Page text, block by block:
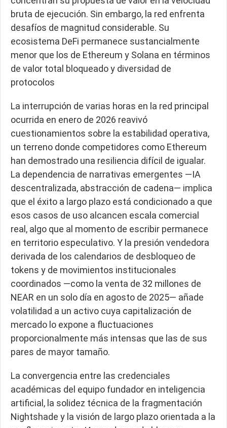
bruta de ejecución. Sin embargo, la red enfrenta
desafíos de magnitud considerable. Su
ecosistema DeFi permanece sustancialmente
menor que los de Ethereum y Solana en términos
de valor total bloqueado y diversidad de
protocolos
La interrupción de varias horas en la red principal
ocurrida en enero de 2026 reavivó
cuestionamientos sobre la estabilidad operativa,
un terreno donde competidores como Ethereum
han demostrado una resiliencia difícil de igualar.
La dependencia de narrativas emergentes —IA
descentralizada, abstracción de cadena— implica
que el éxito a largo plazo está condicionado a que
esos casos de uso alcancen escala comercial
real, algo que al momento de escribir permanece
en territorio especulativo. Y la presión vendedora
derivada de los calendarios de desbloqueo de
tokens y de movimientos institucionales
coordinados —como la venta de 32 millones de
NEAR en un solo día en agosto de 2025— añade
volatilidad a un activo cuya capitalización de
mercado lo expone a fluctuaciones
proporcionalmente más intensas que las de sus
pares de mayor tamaño.
La convergencia entre las credenciales
académicas del equipo fundador en inteligencia
artificial, la solidez técnica de la fragmentación
Nightshade y la visión de largo plazo orientada a la